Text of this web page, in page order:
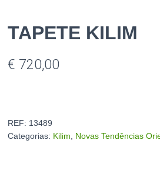
TAPETE KILIM
€ 720,00
REF: 13489
Categorias: Kilim Novas Tendências